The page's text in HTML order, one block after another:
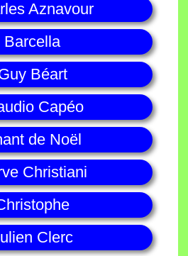
Aznavour
Barcella
Béart
Capéo
de Noël
Christiani
Clerc